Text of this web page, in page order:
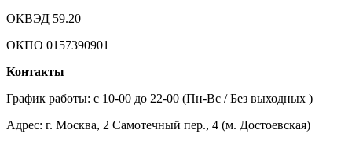
ОКВЭД 59.20
ОКПО 0157390901
Контакты
График работы: c 10-00 до 22-00 (Пн-Вс / Без выходных )
Адрес: г. Москва, 2 Самотечный пер., 4 (м. Достоевская)